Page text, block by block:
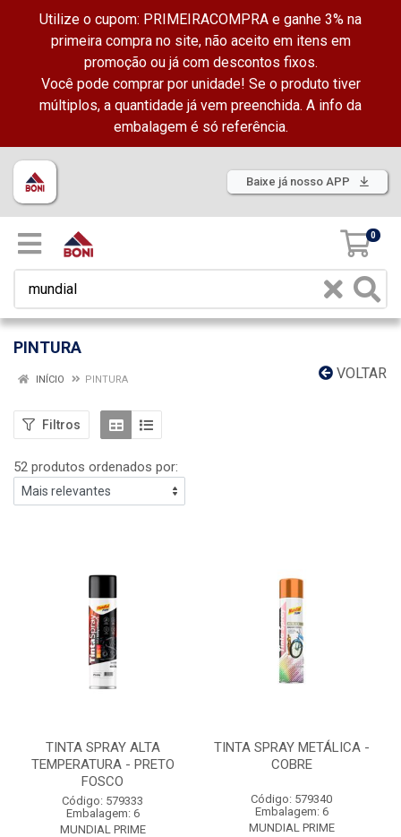
Utilize o cupom: PRIMEIRACOMPRA e ganhe 3% na
primeira compra no site, não aceito em itens em
promoção ou já com descontos fixos.
Você pode comprar por unidade! Se o produto tiver
múltiplos, a quantidade já vem preenchida. A info da
embalagem é só referência.
Baixe já nosso APP
0
PINTURA
VOLTAR
INÍCIO PINTURA
Filtros
52 produtos ordenados por:
TINTA SPRAY ALTA
TEMPERATURA - PRETO
FOSCO
Código: 579333
Embalagem: 6
MUNDIAL PRIME
TINTA SPRAY METÁLICA -
COBRE
Código: 579340
Embalagem: 6
MUNDIAL PRIME